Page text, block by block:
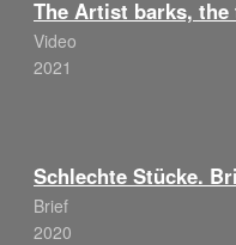
The Artist barks, the
Video
2021
Schlechte Stücke.
Brief
2020